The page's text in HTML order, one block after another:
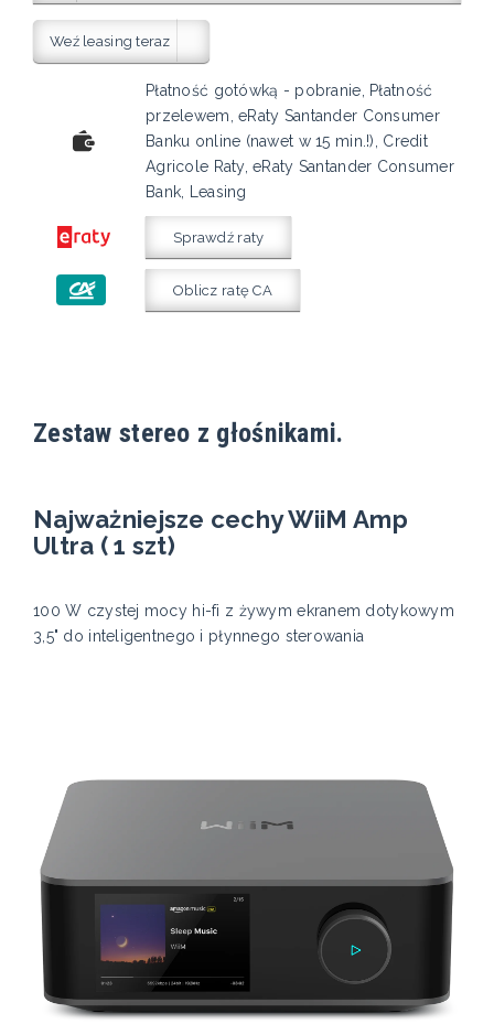
Weź leasing teraz
Płatność gotówką - pobranie, Płatność
przelewem, eRaty Santander Consumer
Banku online (nawet w 15 min.!), Credit
Agricole Raty, eRaty Santander Consumer
Bank, Leasing
Sprawdź raty
Oblicz ratę CA
Zestaw stereo z głośnikami.
Najważniejsze cechy WiiM Amp
Ultra ( 1 szt)
100 W czystej mocy hi-fi z żywym ekranem dotykowym
3,5" do inteligentnego i płynnego sterowania